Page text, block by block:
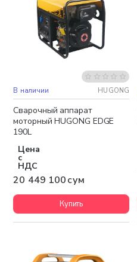
Бесплатная доставка
В наличии HUGONG
Сварочный аппарат
моторный HUGONG EDGE
190L
Цена
с
НДС
20 449 100 сум
Купить